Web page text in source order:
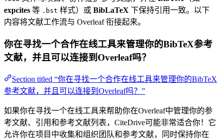
expcites 等 .bst 样式）或 BibLaTeX 下保持引用一致。以下
内容将文献工作流与 Overleaf 衔接起来。
你在寻找一个合作在线工具来管理你的BibTeX参考
文献，并且可以连接到Overleaf吗？
Section titled “你在寻找一个合作在线工具来管理你的BibTeX
参考文献，并且可以连接到Overleaf吗？”
如果你在寻找一个在线工具来帮助你在Overleaf中管理你的参
考文献、引用和参考文献列表，CiteDrive可能非常适合你！它
允许你在项目中收集和组织团队和参考文献，同时保持你在